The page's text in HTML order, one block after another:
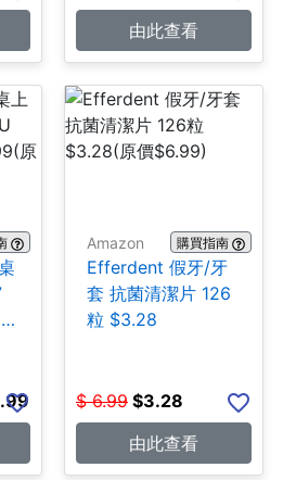
由此查看
Amazon 購買指南
Efferdent 假牙/牙
套 抗菌清潔片 126
粒 $3.28
$ 6.99 $3.28
由此查看